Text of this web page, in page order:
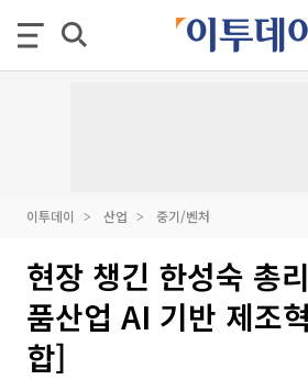
이투데이 산업 중기/벤처
현장 챙긴 한성숙 총
품산업 AI 기반 제조
합]